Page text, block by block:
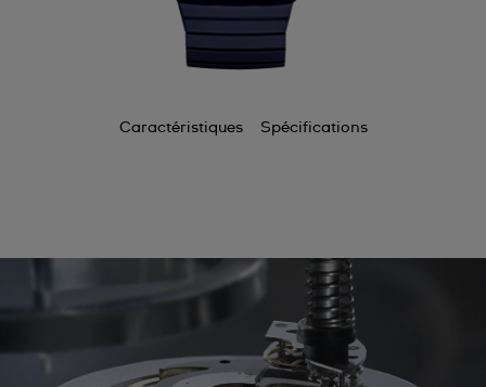
Caractéristiques Spécifications